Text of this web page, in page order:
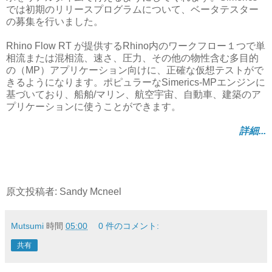
では初期のリリースプログラムについて、ベータテスター
の募集を行いました。
Rhino Flow RT が提供するRhino内のワークフロー１つで単
相流または混相流、速さ、圧力、その他の物性含む多目的
の（MP）アプリケーション向けに、正確な仮想テストがで
きるようになります。ポピュラーなSimerics-MPエンジンに
基づいており、船舶/マリン、航空宇宙、自動車、建築のア
プリケーションに使うことができます。
詳細...
原文投稿者: Sandy Mcneel
Mutsumi 時間 05:00 0 件のコメント:
共有